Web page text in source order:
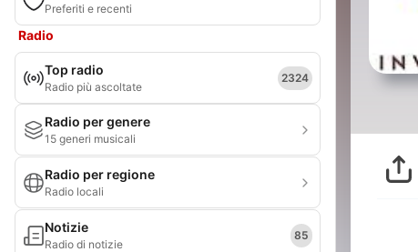
Preferiti e recenti
Radio
Top radio
Radio più ascoltate
2324
Radio per genere
15 generi musicali
Radio per regione
Radio locali
Notizie
Radio di notizie
85